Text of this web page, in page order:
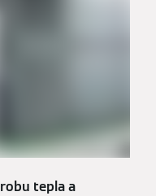
tepla a